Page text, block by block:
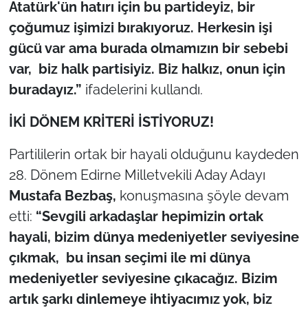
Atatürk'ün hatırı için bu partideyiz, bir
çoğumuz işimizi bırakıyoruz. Herkesin işi
gücü var ama burada olmamızın bir sebebi
var, biz halk partisiyiz. Biz halkız, onun için
buradayız.” ifadelerini kullandı.
İKİ DÖNEM KRİTERİ İSTİYORUZ!
Partililerin ortak bir hayali olduğunu kaydeden
28. Dönem Edirne Milletvekili Aday Adayı
Mustafa Bezbaş, konuşmasına şöyle devam
etti: “Sevgili arkadaşlar hepimizin ortak
hayali, bizim dünya medeniyetler seviyesine
çıkmak, bu insan seçimi ile mi dünya
medeniyetler seviyesine çıkacağız. Bizim
artık şarkı dinlemeye ihtiyacımız yok, biz